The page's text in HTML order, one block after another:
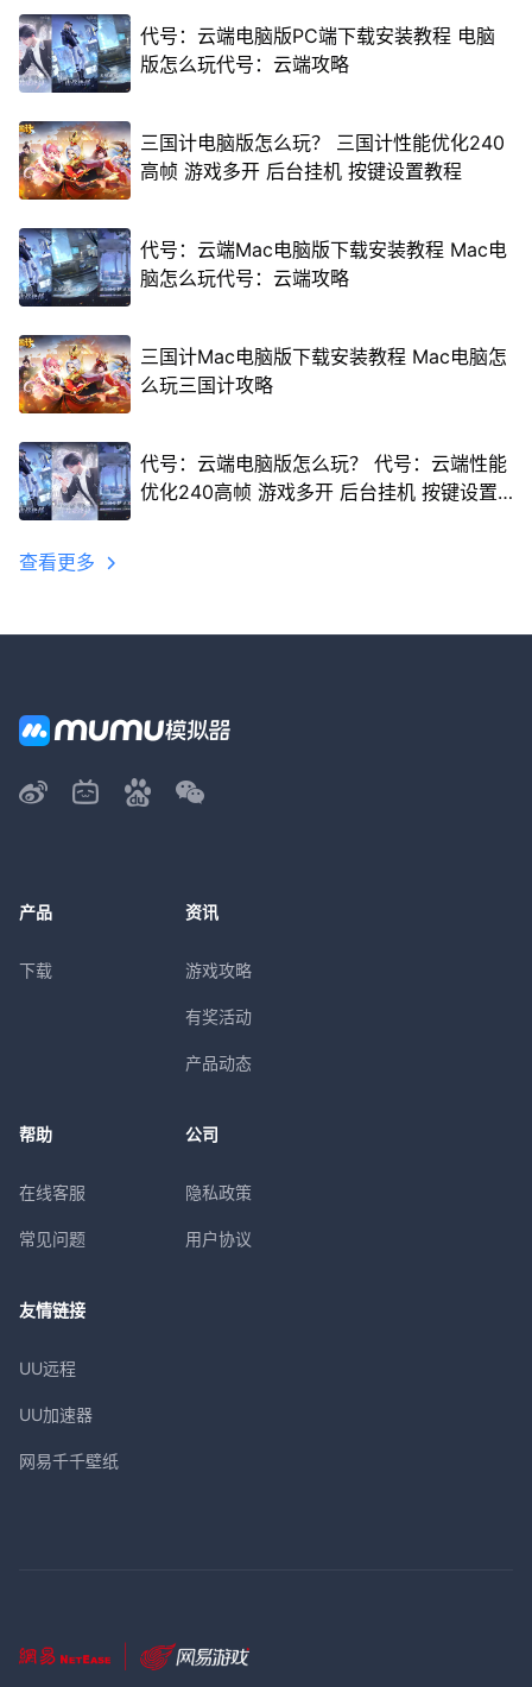
代号：云端电脑版PC端下载安装教程 电脑
版怎么玩代号：云端攻略
三国计电脑版怎么玩？ 三国计性能优化240
高帧 游戏多开 后台挂机 按键设置教程
代号：云端Mac电脑版下载安装教程 Mac电
脑怎么玩代号：云端攻略
三国计Mac电脑版下载安装教程 Mac电脑怎
么玩三国计攻略
代号：云端电脑版怎么玩？ 代号：云端性能
优化240高帧 游戏多开 后台挂机 按键设置
查看更多
产品
下载
资讯
游戏攻略
有奖活动
产品动态
帮助
在线客服
常见问题
公司
隐私政策
用户协议
友情链接
UU远程
UU加速器
网易千千壁纸